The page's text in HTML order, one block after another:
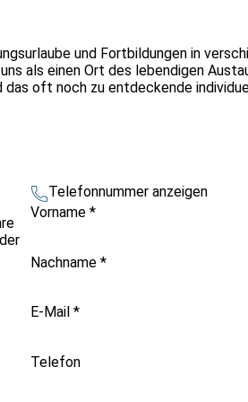
und Fortbildungen in
als einen Ort des lebendigen
das oft noch zu entdeckende
Telefonnummer anzeigen
Vorname*
Nachname*
E-Mail*
Telefon